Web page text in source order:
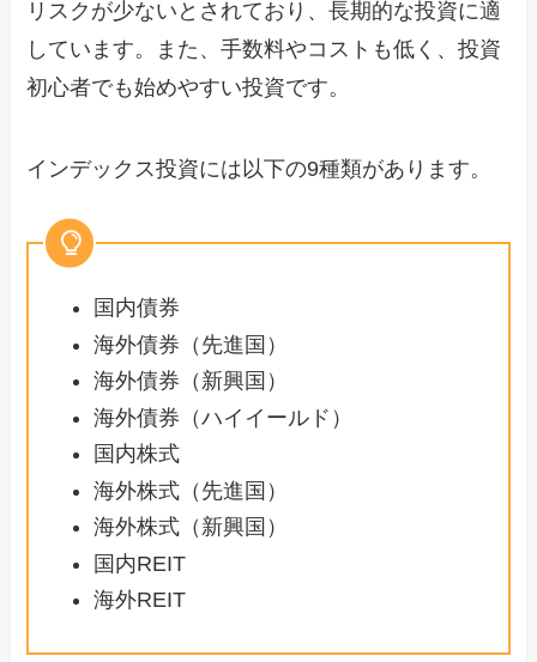
リスクが少ないとされており、長期的な投資に適
しています。また、手数料やコストも低く、投資
初心者でも始めやすい投資です。
インデックス投資には以下の9種類があります。
国内債券
海外債券（先進国）
海外債券（新興国）
海外債券（ハイイールド）
国内株式
海外株式（先進国）
海外株式（新興国）
国内REIT
海外REIT